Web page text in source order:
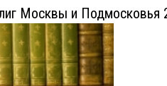
Москвы и Подмосковья